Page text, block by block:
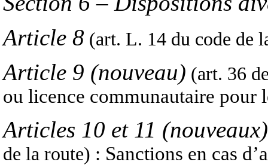
Article 8 (art. L. 14 du code de
Article 9 (nouveau) (art. 36
ou licence communautaire pour
Articles 10 et 11
de la route) : Sanctions en cas